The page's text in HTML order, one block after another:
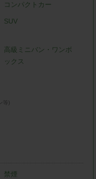
コンパクトカー
SUV
高級ミニバン・ワンボ
ックス
等)
禁煙